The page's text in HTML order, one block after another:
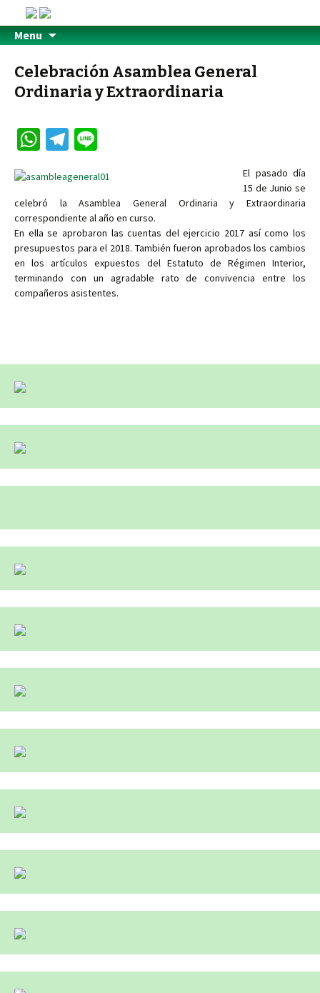
Menu
Celebración Asamblea General
Ordinaria y Extraordinaria
W
at
sA
p
p
Te
gr
a
m
e
El pasado día
15 de Junio se
celebró la Asamblea General Ordinaria y Extraordinaria
correspondiente al año en curso.
En ella se aprobaron las cuentas del ejercicio 2017 así como los
presupuestos para el 2018. También fueron aprobados los cambios
en los artículos expuestos del Estatuto de Régimen Interior,
terminando con un agradable rato de convivencia entre los
compañeros asistentes.